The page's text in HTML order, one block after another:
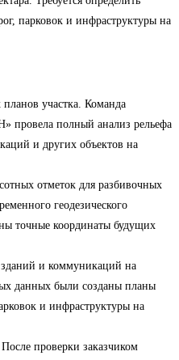
парковок и инфраструктуры на
участка. Команда
полный анализ рельефа
и других объектов на
отметок для разбивочных
геодезического
точные координаты будущих
зданий и коммуникаций на
данных были созданы планы
и инфраструктуры на
проверки заказчиком